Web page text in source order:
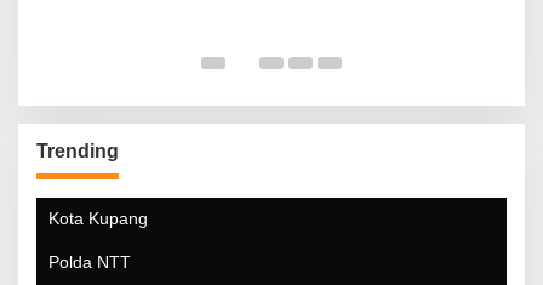
Trending
Kota Kupang
Polda NTT